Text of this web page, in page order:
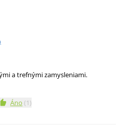
a trefnými zamysleniami.
Áno (1)